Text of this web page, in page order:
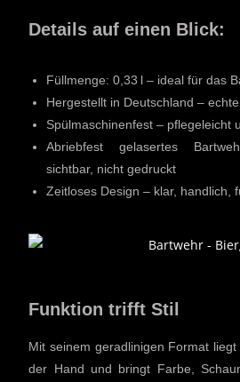
Details auf einen Blick:
Füllmenge: 0,33 l – ideal für das
Hergestellt in Deutschland –
Spülmaschinenfest – pflegeleicht
Abriebfest gelasertes
sichtbar, nicht gedruckt
Zeitloses Design – klar, handlich,
Funktion trifft Stil
Mit seinem geradlinigen Format
der Hand und bringt Farbe,